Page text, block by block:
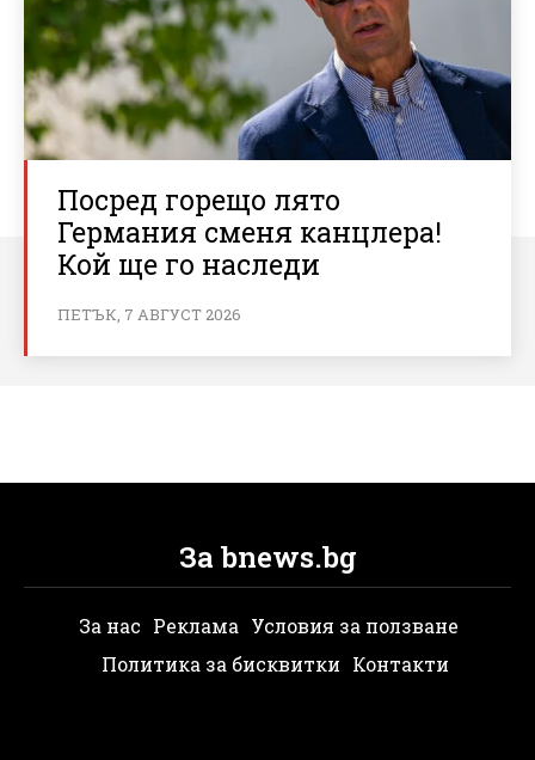
Посред горещо лято
Германия сменя канцлера!
Кой ще го наследи
ПЕТЪК, 7 АВГУСТ 2026
За bnews.bg
За нас Реклама Условия за ползване
Политика за бисквитки Контакти